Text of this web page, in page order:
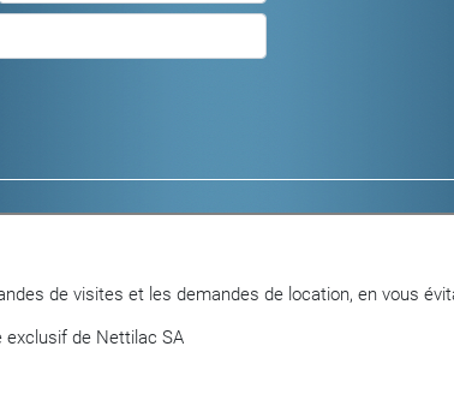
Objets en vente
de visites et les demandes de location, en vous
de Nettilac SA